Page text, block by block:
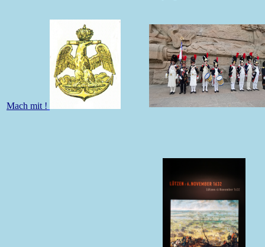
Mach mit !